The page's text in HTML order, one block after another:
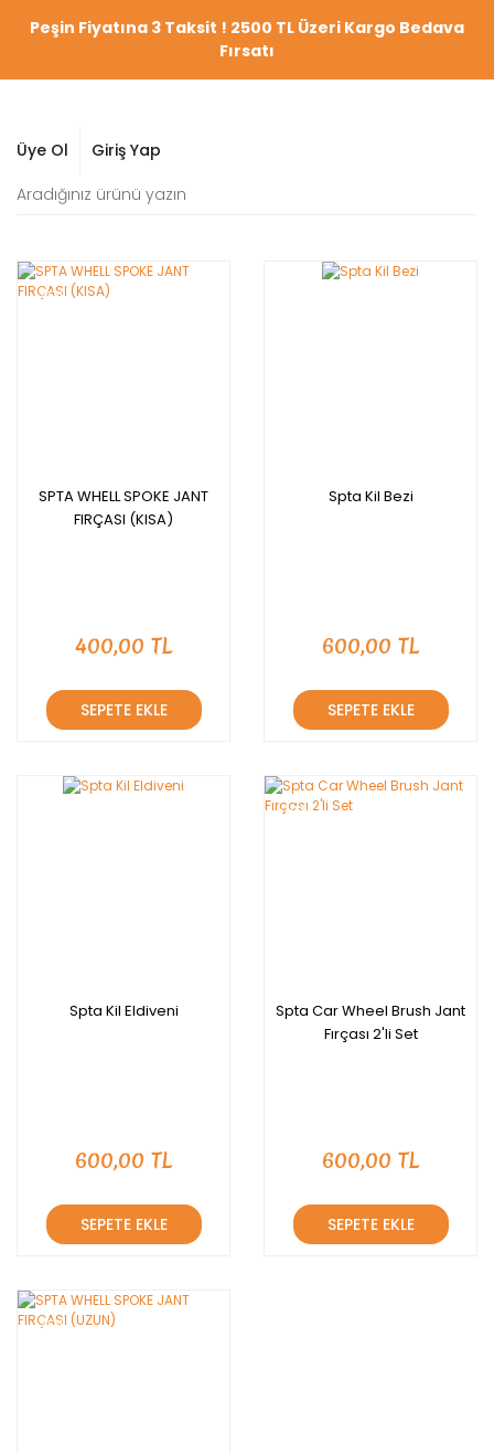
Peşin Fiyatına 3 Taksit ! 2500 TL Üzeri Kargo Bedava
Fırsatı
Üye Ol Giriş Yap
YENİ
SPTA WHELL SPOKE JANT
FIRÇASI (KISA)
400,00 TL
SEPETE EKLE
Spta Kil Bezi
600,00 TL
SEPETE EKLE
Spta Kil Eldiveni
600,00 TL
SEPETE EKLE
YENİ
Spta Car Wheel Brush Jant
Fırçası 2'li Set
600,00 TL
SEPETE EKLE
YENİ